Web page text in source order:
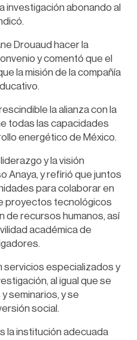
investigación abonando al
Drouaud hacer la
y comentó que el
la misión de la compañía
la alianza con la
todas las capacidades
energético de México.
y la visión
Anaya, y refirió que juntos
para colaborar en
proyectos tecnológicos
de recursos humanos, así
académica de
servicios especializados y
al igual que se
seminarios, y se
social.
la institución adecuada